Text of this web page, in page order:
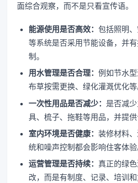
面综合观察，而不是只看宣传语。
能源使用是否高效： 包括照明
等系统是否采用节能设备，并
制。
用水管理是否合理： 例如节水型
布草按需更换、绿化灌溉优化等
一次性用品是否减少： 是否减
具、梳子、拖鞋等用品，并提供
室内环境是否健康： 装修材料
统和噪声控制都会影响住客体验
运营管理是否持续： 真正的绿
改，而是有制度、记录、培训和